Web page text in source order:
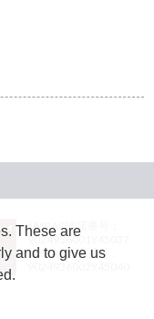
JASRAC許諾番号：
9024936001Y45037
JASRAC許諾番号：
These are
and to give us